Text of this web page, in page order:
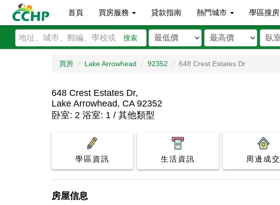
首頁 買房服務 貸款指南 熱門城市 學區搜房
搜索
買房 Lake Arrowhead 92352 648 Crest Estates Dr
648 Crest Estates Dr,
Lake Arrowhead, CA 92352
卧室: 2 浴室: 1 / 其他類型
學區資訊 生活資訊 周邊成交
房屋信息